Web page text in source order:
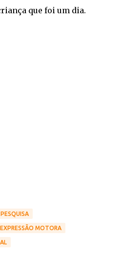
que foi um dia.
EXPRESSÃO MOTORA